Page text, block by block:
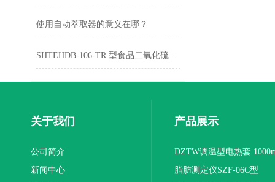
使用自动萃取器的意义在哪？
SHTEHDB-106-TR 型食品二氧化硫测定仪的特点
关于我们
公司简介
新闻中心
产品展示
DZTW调温型电热套
联
脂肪测定仪SZF-06C型